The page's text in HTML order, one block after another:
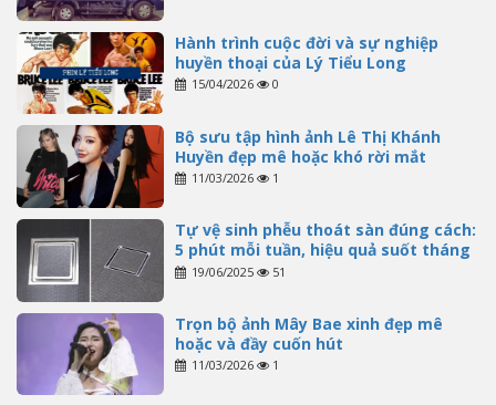
Hành trình cuộc đời và sự nghiệp
huyền thoại của Lý Tiểu Long
15/04/2026 0
Bộ sưu tập hình ảnh Lê Thị Khánh
Huyền đẹp mê hoặc khó rời mắt
11/03/2026 1
Tự vệ sinh phễu thoát sàn đúng cách:
5 phút mỗi tuần, hiệu quả suốt tháng
19/06/2025 51
Trọn bộ ảnh Mây Bae xinh đẹp mê
hoặc và đầy cuốn hút
11/03/2026 1